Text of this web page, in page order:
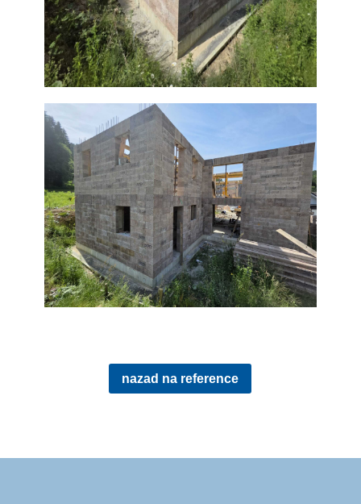
nazad na reference